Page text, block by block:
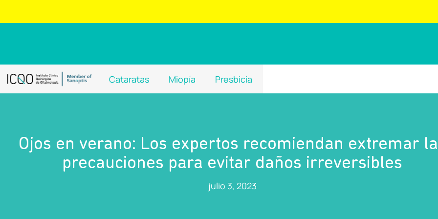
Cataratas Miopía Presbicia
Ojos en verano: Los expertos recomiendan extremar
precauciones para evitar daños irreversibles
julio 3, 2023